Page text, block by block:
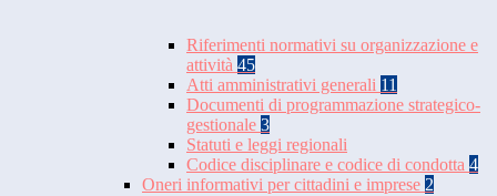
Riferimenti normativi su organizzazione e
attività 45
Atti amministrativi generali 11
Documenti di programmazione strategico-
gestionale 3
Statuti e leggi regionali
Codice disciplinare e codice di condotta 4
Oneri informativi per cittadini e imprese 2